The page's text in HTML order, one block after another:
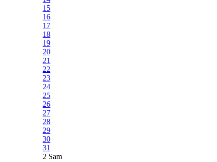
15
16
17
18
19
20
21
22
23
24
25
26
27
28
29
30
31
2 Sam